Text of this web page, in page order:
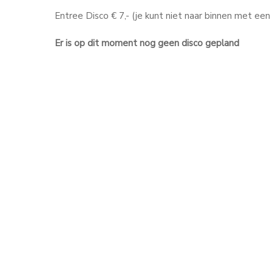
Entree Disco € 7,- (je kunt niet naar binnen met
Er is op dit moment nog geen disco gepland